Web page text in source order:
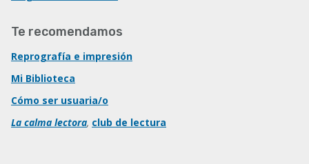
Te recomendamos
Reprografía e impresión
Mi Biblioteca
Cómo ser usuaria/o
La calma lectora, club de lectura